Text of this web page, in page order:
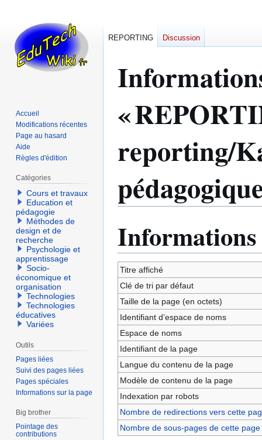
«
reporting/
navigation
recherche
Informations
Titre affiché
Clé de tri par défaut
Taille de la page (en octets)
Identifiant dʼespace de noms
Espace de noms
Identifiant de la page
Langue du contenu de la page
Modèle de contenu de la page
Indexation par robots
Nombre de redirections vers cette
Nombre de sous-pages de cette page
REPORTING Discussion
Accueil
Modifications récentes
Page au hasard
Aide
Règles d'édition
Catégories
Cours et travaux
Education et
pédagogie
Méthodes de
design et de
recherche
Psychologie et
apprentissage
Socio-
économique et
organisation
Technologies
Technologies
éducatives
Variées
Outils
Pages liées
Suivi des pages liées
Pages spéciales
Informations sur la page
Big brother
Pointage des
contributions